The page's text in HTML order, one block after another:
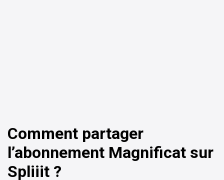
Comment partager
l’abonnement Magnificat sur
Spliiit ?